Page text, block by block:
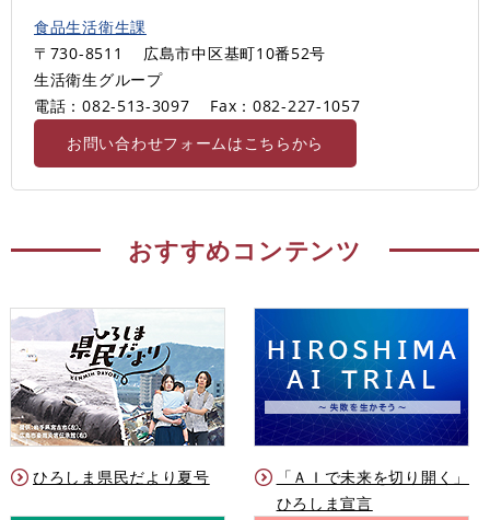
食品生活衛生課
〒730-8511
広島市中区基町10番52号
生活衛生グループ
電話：082-513-3097
Fax：082-227-1057
お問い合わせフォームはこちらから
おすすめコンテンツ
ひろしま県民だより夏号
「ＡＩで未来を切り開く」
ひろしま宣言